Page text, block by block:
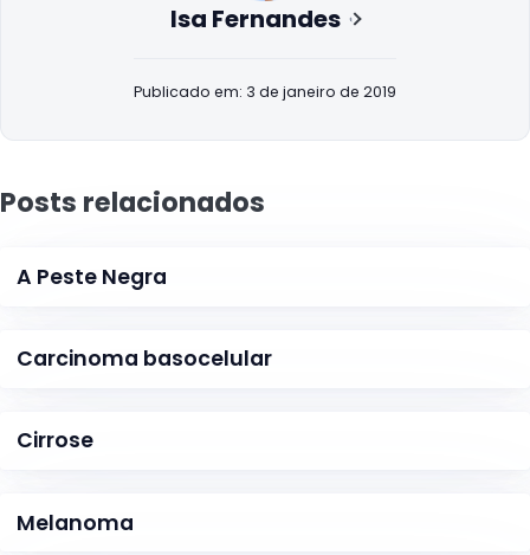
Isa Fernandes
Publicado em: 3 de janeiro de 2019
Posts relacionados
A Peste Negra
Carcinoma basocelular
Cirrose
Melanoma